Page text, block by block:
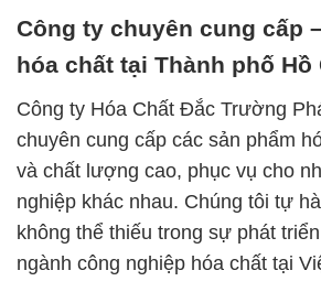
Công ty chuyên cung cấp
hóa chất tại Thành phố Hồ
Công ty Hóa Chất Đắc Trường
chuyên cung cấp các sản phẩm
và chất lượng cao, phục vụ cho
nghiệp khác nhau. Chúng tôi tự
không thể thiếu trong sự phát
ngành công nghiệp hóa chất tại